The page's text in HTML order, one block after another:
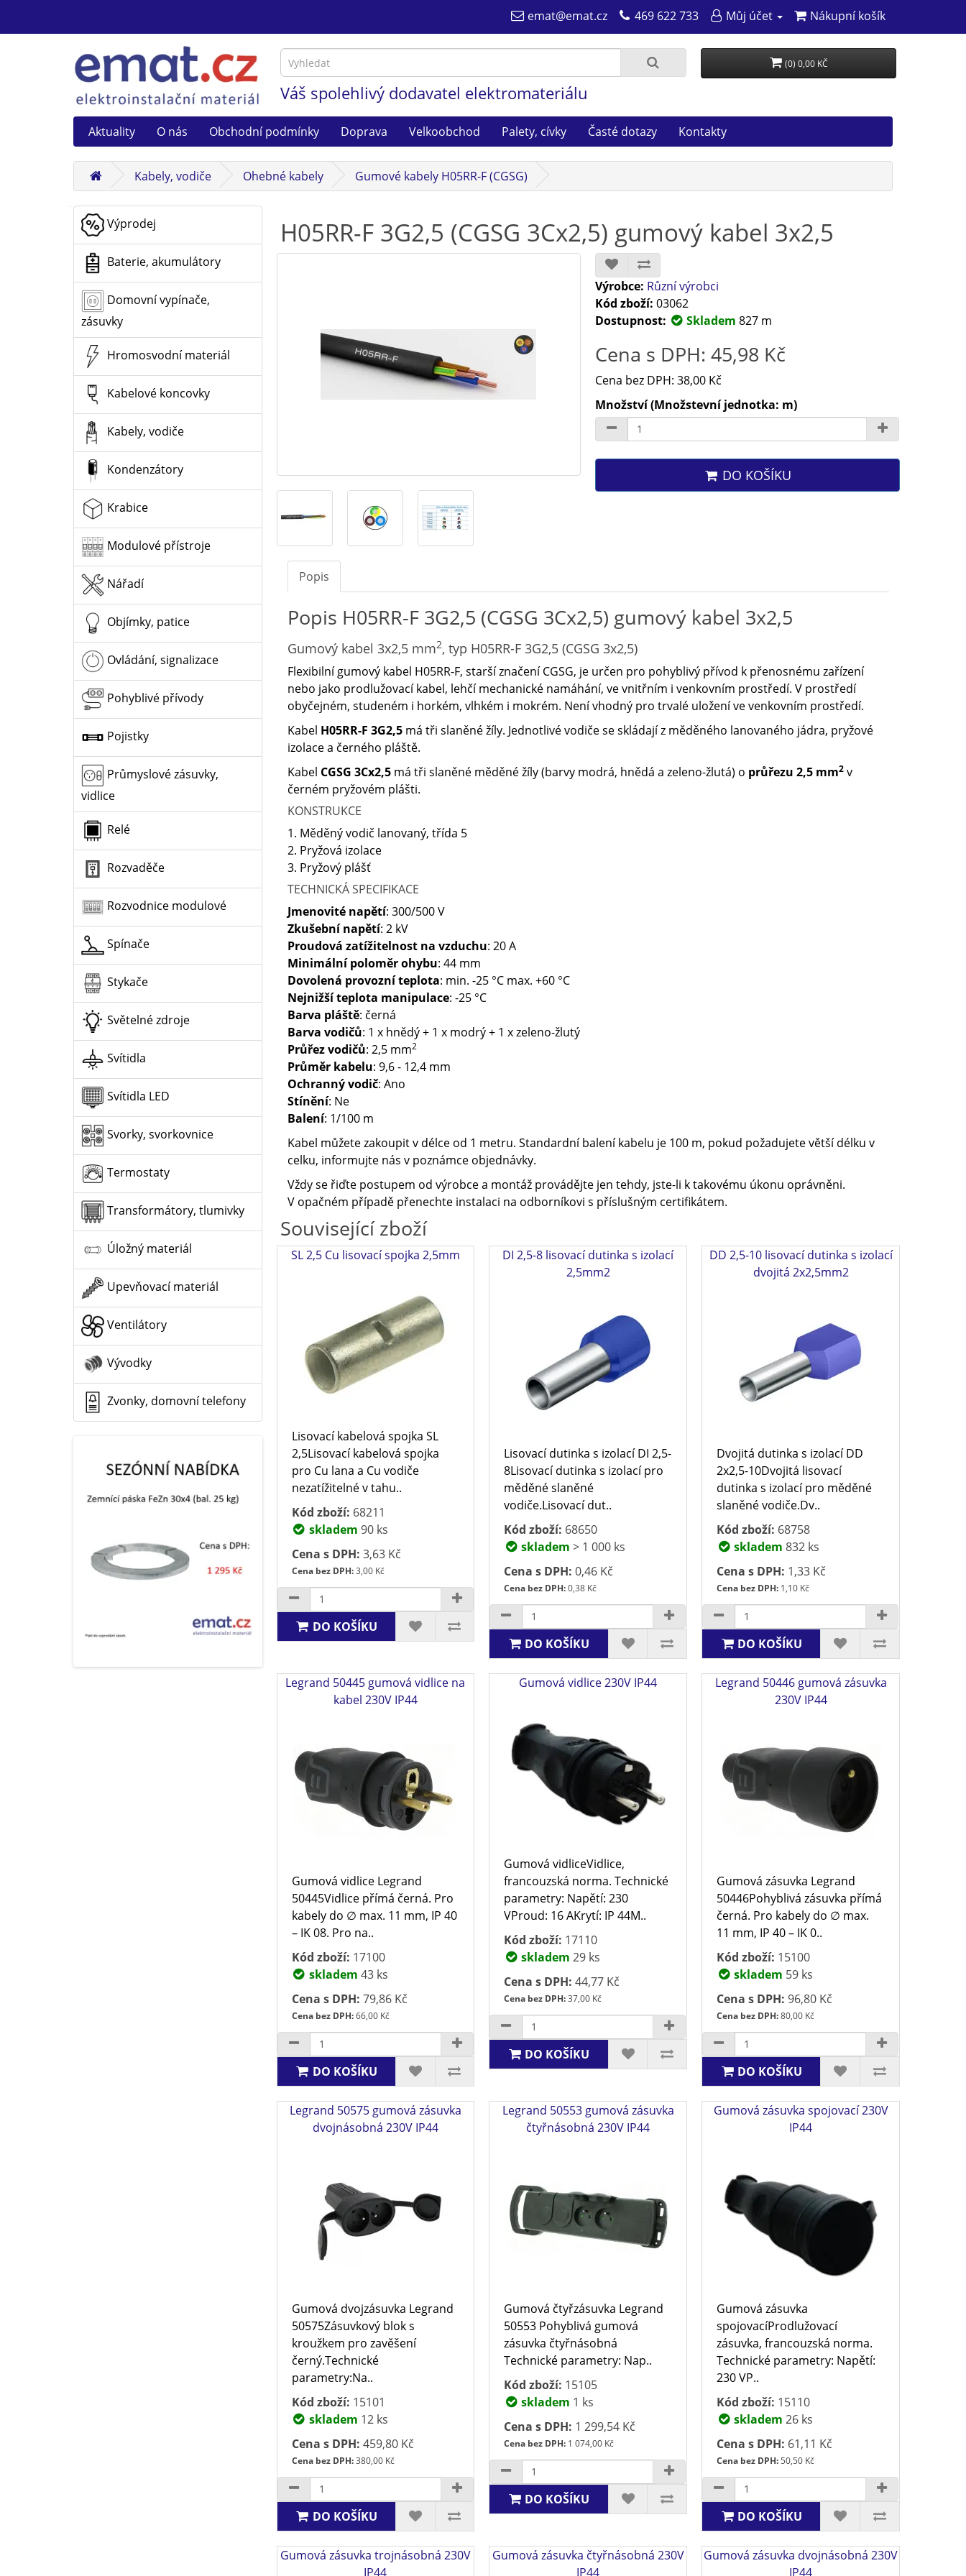
emat@emat.cz 469 622 733 Můj účet Nákupní košík
Váš spolehlivý dodavatel elektromateriálu
(0) 0,00 KČ
Aktuality O nás Obchodní podmínky Doprava Velkoobchod Palety, cívky Časté dotazy Kontakty
Kabely, vodiče Ohebné kabely Gumové kabely H05RR-F (CGSG)
Výprodej
Baterie, akumulátory
Domovní vypínače,
zásuvky
Hromosvodní materiál
Kabelové koncovky
Kabely, vodiče
Kondenzátory
Krabice
Modulové přístroje
Nářadí
Objímky, patice
Ovládání, signalizace
Pohyblivé přívody
Pojistky
Průmyslové zásuvky,
vidlice
Relé
Rozvaděče
Rozvodnice modulové
Spínače
Stykače
Světelné zdroje
Svítidla
Svítidla LED
Svorky, svorkovnice
Termostaty
Transformátory, tlumivky
Úložný materiál
Upevňovací materiál
Ventilátory
Vývodky
Zvonky, domovní telefony
H05RR-F 3G2,5 (CGSG 3Cx2,5) gumový kabel 3x2,5
Výrobce: Různí výrobci
Kód zboží: 03062
Dostupnost:
Skladem 827 m
Cena s DPH: 45,98 Kč
Cena bez DPH: 38,00 Kč
Množství (Množstevní jednotka: m)
DO KOŠÍKU
Popis
Popis H05RR-F 3G2,5 (CGSG 3Cx2,5) gumový kabel 3x2,5
Gumový kabel 3x2,5 mm2, typ H05RR-F 3G2,5 (CGSG 3x2,5)
Flexibilní gumový kabel H05RR-F, starší značení CGSG, je určen pro pohyblivý přívod k přenosnému zařízení
nebo jako prodlužovací kabel, lehčí mechanické namáhání, ve vnitřním i venkovním prostředí. V prostředí
obyčejném, studeném i horkém, vlhkém i mokrém. Není vhodný pro trvalé uložení ve venkovním prostředí.
Kabel H05RR-F 3G2,5má tři slaněné žíly. Jednotlivé vodiče se skládají z měděného lanovaného jádra, pryžové
izolace a černého pláště.
Kabel CGSG 3Cx2,5má tři slaněné měděné žíly (barvy modrá, hnědá a zeleno-žlutá) o průřezu 2,5 mm2v
černém pryžovém plášti.
KONSTRUKCE
1. Měděný vodič lanovaný, třída 5
2. Pryžová izolace
3. Pryžový plášť
TECHNICKÁ SPECIFIKACE
Jmenovité napětí: 300/500 V
Zkušební napětí: 2 kV
Proudová zatížitelnost na vzduchu: 20 A
Minimální poloměr ohybu: 44 mm
Dovolená provozní teplota: min. -25 °C max. +60 °C
Nejnižší teplota manipulace: -25 °C
Barva pláště: černá
Barva vodičů: 1 x hnědý + 1 x modrý + 1 x zeleno-žlutý
Průřez vodičů: 2,5 mm2
Průměr kabelu: 9,6 - 12,4 mm
Ochranný vodič: Ano
Stínění: Ne
Balení: 1/100 m
Kabel můžete zakoupit v délce od 1 metru. Standardní balení kabelu je 100 m, pokud požadujete větší délku v
celku, informujte nás v poznámce objednávky.
Vždy se řiďte postupem od výrobce a montáž provádějte jen tehdy, jste-li k takovému úkonu oprávněni.
V opačném případě přenechte instalaci na odborníkovi s příslušným certifikátem.
Související zboží
SL 2,5 Cu lisovací spojka 2,5mm
Lisovací kabelová spojka SL
2,5Lisovací kabelová spojka
pro Cu lana a Cu vodiče
nezatížitelné v tahu..
Kód zboží: 68211
skladem 90 ks
Cena s DPH: 3,63 Kč
Cena bez DPH:3,00 Kč
DO KOŠÍKU
DI 2,5-8 lisovací dutinka s izolací
2,5mm2
Lisovací dutinka s izolací DI 2,5-
8Lisovací dutinka s izolací pro
měděné slaněné
vodiče.Lisovací dut..
Kód zboží: 68650
skladem > 1 000 ks
Cena s DPH: 0,46 Kč
Cena bez DPH:0,38 Kč
DO KOŠÍKU
DD 2,5-10 lisovací dutinka s izolací
dvojitá 2x2,5mm2
Dvojitá dutinka s izolací DD
2x2,5-10Dvojitá lisovací
dutinka s izolací pro měděné
slaněné vodiče.Dv..
Kód zboží: 68758
skladem 832 ks
Cena s DPH: 1,33 Kč
Cena bez DPH: 1,10 Kč
DO KOŠÍKU
Legrand 50445 gumová vidlice na
kabel 230V IP44
Gumová vidlice Legrand
50445Vidlice přímá černá. Pro
kabely do ∅ max. 11 mm, IP 40
– IK 08. Pro na..
Kód zboží: 17100
skladem 43 ks
Cena s DPH: 79,86 Kč
Cena bez DPH:66,00 Kč
DO KOŠÍKU
Gumová vidlice 230V IP44
Gumová vidliceVidlice,
francouzská norma. Technické
parametry: Napětí: 230
VProud: 16 AKrytí: IP 44M..
Kód zboží: 17110
skladem 29 ks
Cena s DPH: 44,77 Kč
Cena bez DPH:37,00 Kč
DO KOŠÍKU
Legrand 50446 gumová zásuvka
230V IP44
Gumová zásuvka Legrand
50446Pohyblivá zásuvka přímá
černá. Pro kabely do ∅ max.
11 mm, IP 40 – IK 0..
Kód zboží: 15100
skladem 59 ks
Cena s DPH: 96,80 Kč
Cena bez DPH:80,00 Kč
DO KOŠÍKU
Legrand 50575 gumová zásuvka
dvojnásobná 230V IP44
Gumová dvojzásuvka Legrand
50575Zásuvkový blok s
kroužkem pro zavěšení
černý.Technické
parametry:Na..
Kód zboží: 15101
skladem 12 ks
Cena s DPH: 459,80 Kč
Cena bez DPH:380,00 Kč
DO KOŠÍKU
Legrand 50553 gumová zásuvka
čtyřnásobná 230V IP44
Gumová čtyřzásuvka Legrand
50553 Pohyblivá gumová
zásuvka čtyřnásobná
Technické parametry: Nap..
Kód zboží: 15105
skladem 1 ks
Cena s DPH: 1 299,54 Kč
Cena bez DPH: 1 074,00 Kč
DO KOŠÍKU
Gumová zásuvka spojovací 230V
IP44
Gumová zásuvka
spojovacíProdlužovací
zásuvka, francouzská norma.
Technické parametry: Napětí:
230 VP..
Kód zboží: 15110
skladem 26 ks
Cena s DPH: 61,11 Kč
Cena bez DPH:50,50 Kč
DO KOŠÍKU
Gumová zásuvka trojnásobná 230V
IP44
Gumová zásuvka čtyřnásobná 230V
IP44
Gumová zásuvka dvojnásobná 230V
IP44